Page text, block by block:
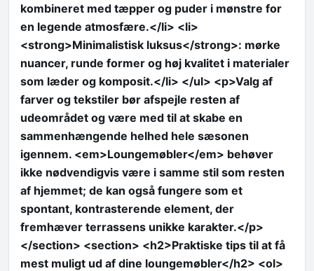
kombineret med tæpper og puder i mønstre for
en legende atmosfære.</li> <li>
<strong>Minimalistisk luksus</strong>: mørke
nuancer, runde former og høj kvalitet i materialer
som læder og komposit.</li> </ul> <p>Valg af
farver og tekstiler bør afspejle resten af
udeområdet og være med til at skabe en
sammenhængende helhed hele sæsonen
igennem. <em>Loungemøbler</em> behøver
ikke nødvendigvis være i samme stil som resten
af hjemmet; de kan også fungere som et
spontant, kontrasterende element, der
fremhæver terrassens unikke karakter.</p>
</section> <section> <h2>Praktiske tips til at få
mest muligt ud af dine loungemøbler</h2> <ol>